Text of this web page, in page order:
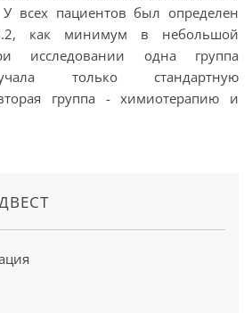
всех пациентов был определен
как минимум в небольшой
исследовании одна группа
только стандартную
группа - химиотерапию и